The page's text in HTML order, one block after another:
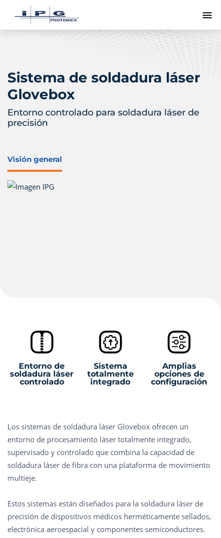
Sistema de soldadura láser
Glovebox
Entorno controlado para soldadura láser de
precisión
Visión general
Entorno de
soldadura láser
controlado
Sistema
totalmente
integrado
Amplias
opciones de
configuración
Los sistemas de soldadura láser Glovebox ofrecen un
entorno de procesamiento láser totalmente integrado,
supervisado y controlado que combina la capacidad de
soldadura láser de fibra con una plataforma de movimiento
multieje.
Estos sistemas están diseñados para la soldadura láser de
precisión de dispositivos médicos herméticamente sellados,
electrónica aeroespacial y componentes semiconductores.